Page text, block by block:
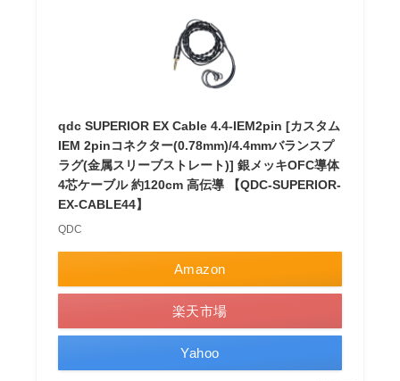
qdc SUPERIOR EX Cable 4.4-IEM2pin [カスタム
IEM 2pinコネクター(0.78mm)/4.4mmバランスプ
ラグ(金属スリーブストレート)] 銀メッキOFC導体
4芯ケーブル 約120cm 高伝導 【QDC-SUPERIOR-
EX-CABLE44】
QDC
Amazon
楽天市場
Yahoo